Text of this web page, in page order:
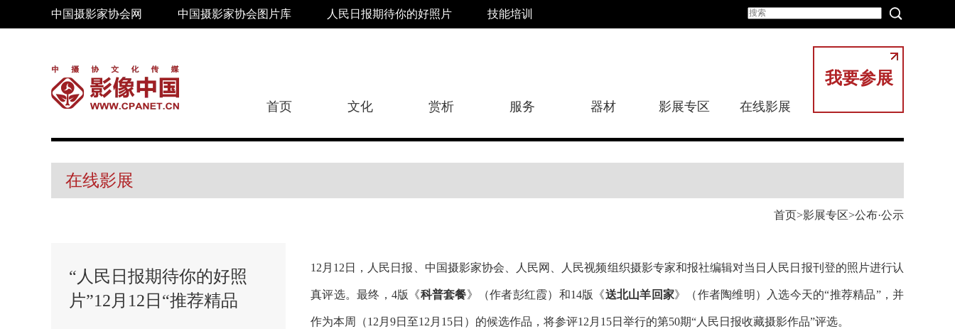
中国摄影家协会网 中国摄影家协会图片库 人民日报期待你的好照片 技能培训
我要参展
首页 文化 赏析 服务 器材 影展专区 在线影展
在线影展
首页 影展专区 公布·公示
“人民日报期待你的好照
片”12月12日“推荐精品
12月12日，人民日报、中国摄影家协会、人民网、人民视频组织摄影专家和报社编辑对当日人民日报刊登的照片进行认
真评选。最终，4版《科普套餐》（作者彭红霞）和14版《送北山羊回家》（作者陶维明）入选今天的“推荐精品”，并
作为本周（12月9日至12月15日）的候选作品，将参评12月15日举行的第50期“人民日报收藏摄影作品”评选。